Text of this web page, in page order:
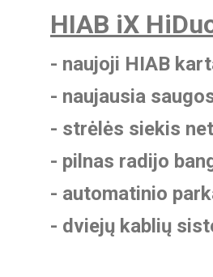
HIAB iX
- naujoji HIAB
- naujausia
- strėlės siekis
- pilnas radijo
- automatinio
- dviejų kablių